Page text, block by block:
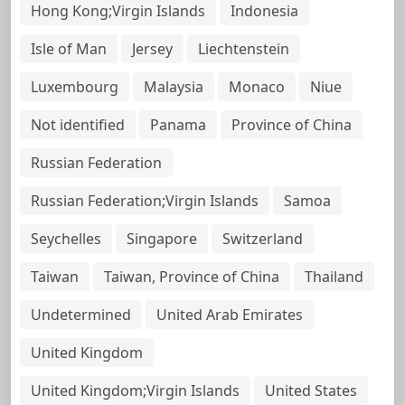
Hong Kong;Virgin Islands
Indonesia
Isle of Man
Jersey
Liechtenstein
Luxembourg
Malaysia Monaco
Niue
Not identified
Panama
Province of China
Russian Federation
Russian Federation;Virgin Islands
Samoa
Seychelles
Singapore
Switzerland
Taiwan
Taiwan, Province of China
Thailand
Undetermined
United Arab Emirates
United Kingdom
United Kingdom;Virgin Islands
United States